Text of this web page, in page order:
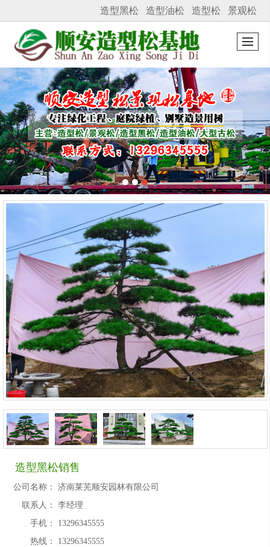
很遗憾，因您的浏览器版本过低导致无法获得最佳浏览体验，推荐下载安装谷歌浏览器！
造型黑松 造型油松 造型松 景观松
造型黑松销售
公司名称：
济南莱芜顺安园林有限公司
联系人：
李经理
手机：
13296345555
热线：
13296345555